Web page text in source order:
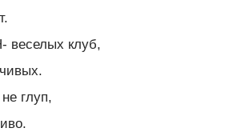
веселых клуб,
глуп,